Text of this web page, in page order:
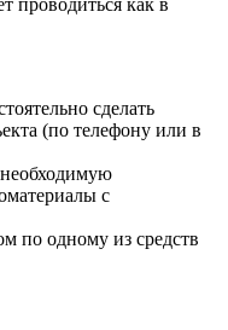
сделать
(по телефону или в
с
по одному из средств